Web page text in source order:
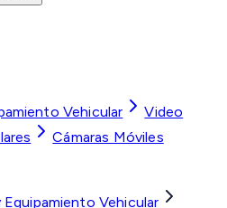
Vehicular
Video
Cámaras Móviles
Equipamiento Vehicular